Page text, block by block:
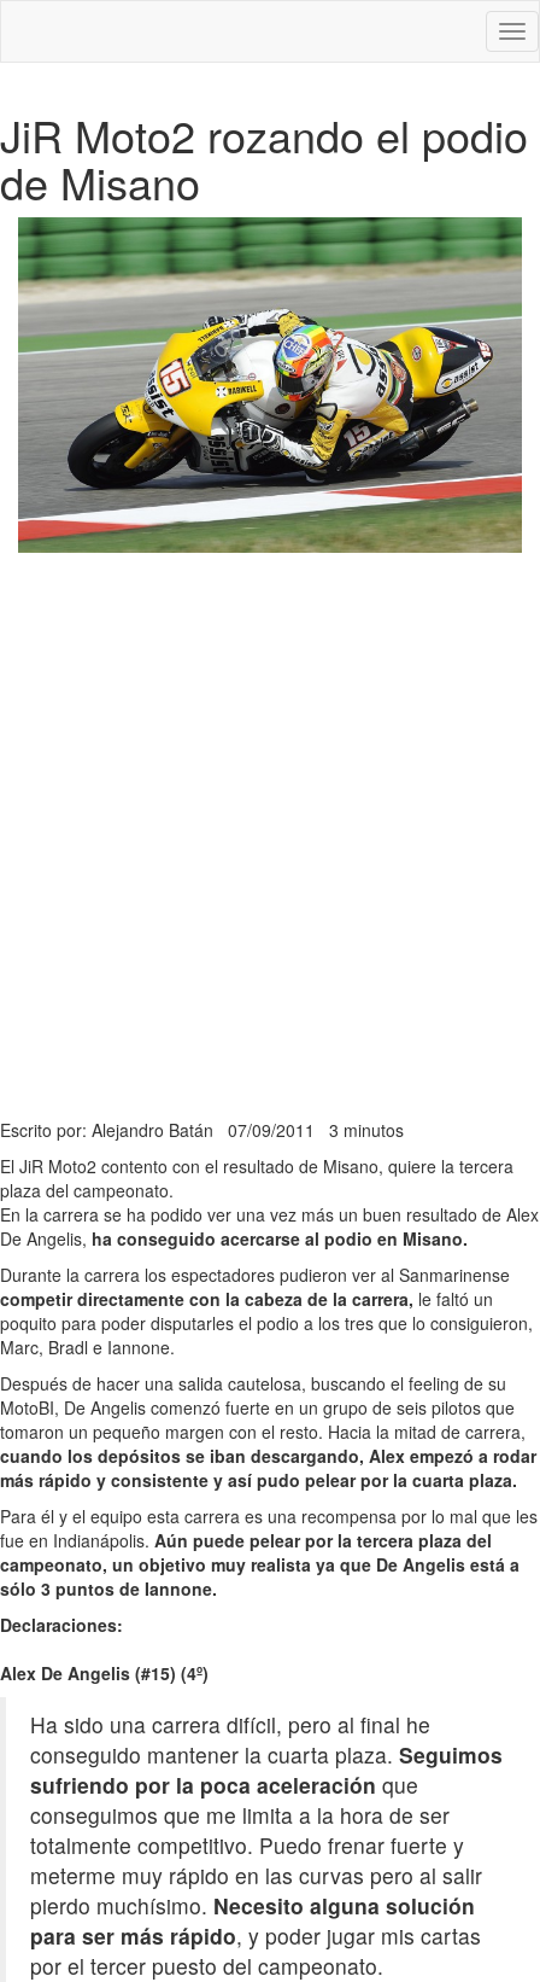
JiR Moto2 rozando el podio
de Misano
Escrito por: Alejandro Batán 07/09/2011 3 minutos
El JiR Moto2 contento con el resultado de Misano, quiere la tercera
plaza del campeonato.
En la carrera se ha podido ver una vez más un buen resultado de Alex
De Angelis, ha conseguido acercarse al podio en Misano.
Durante la carrera los espectadores pudieron ver al Sanmarinense
competir directamente con la cabeza de la carrera, le faltó un
poquito para poder disputarles el podio a los tres que lo consiguieron,
Marc, Bradl e Iannone.
Después de hacer una salida cautelosa, buscando el feeling de su
MotoBI, De Angelis comenzó fuerte en un grupo de seis pilotos que
tomaron un pequeño margen con el resto. Hacia la mitad de carrera,
cuando los depósitos se iban descargando, Alex empezó a rodar
más rápido y consistente y así pudo pelear por la cuarta plaza.
Para él y el equipo esta carrera es una recompensa por lo mal que les
fue en Indianápolis. Aún puede pelear por la tercera plaza del
campeonato, un objetivo muy realista ya que De Angelis está a
sólo 3 puntos de Iannone.
Declaraciones:
Alex De Angelis (#15) (4º)
Ha sido una carrera difícil, pero al final he
conseguido mantener la cuarta plaza. Seguimos
sufriendo por la poca aceleración que
conseguimos que me limita a la hora de ser
totalmente competitivo. Puedo frenar fuerte y
meterme muy rápido en las curvas pero al salir
pierdo muchísimo. Necesito alguna solución
para ser más rápido, y poder jugar mis cartas
por el tercer puesto del campeonato.